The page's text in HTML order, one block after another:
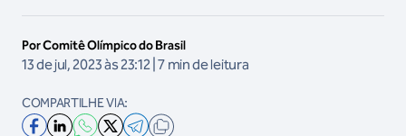
Por Comitê Olímpico do Brasil
13 de jul, 2023 às 23:12 | 7 min de leitura
COMPARTILHE VIA: